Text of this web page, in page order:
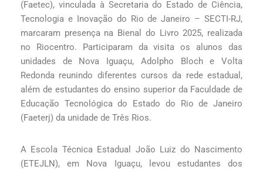
(Faetec), vinculada à Secretaria do Estado de Ciência,
Tecnologia e Inovação do Rio de Janeiro – SECTI-RJ,
marcaram presença na Bienal do Livro 2025, realizada
no Riocentro. Participaram da visita os alunos das
unidades de Nova Iguaçu, Adolpho Bloch e Volta
Redonda reunindo diferentes cursos da rede estadual,
além de estudantes do ensino superior da Faculdade de
Educação Tecnológica do Estado do Rio de Janeiro
(Faeterj) da unidade de Três Rios.
A Escola Técnica Estadual João Luiz do Nascimento
(ETEJLN), em Nova Iguaçu, levou estudantes dos